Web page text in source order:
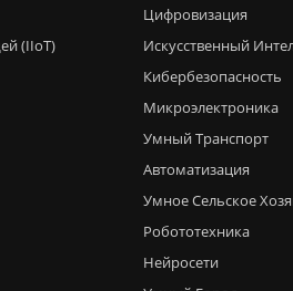
(IIoT)
Цифровизация
Искусственный
Кибербезопасность
Микроэлектроника
Умный Транспорт
Автоматизация
Умное Сельское
Робототехника
Нейросети